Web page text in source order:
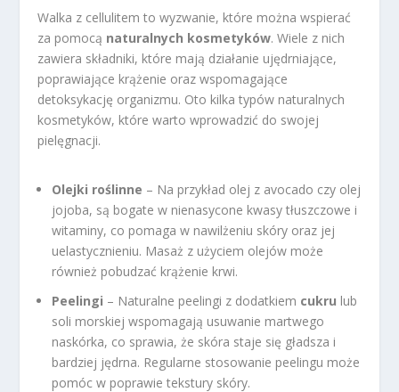
Walka z cellulitem to wyzwanie, które można wspierać
za pomocą naturalnych kosmetyków. Wiele z nich
zawiera składniki, które mają działanie ujędrniające,
poprawiające krążenie oraz wspomagające
detoksykację organizmu. Oto kilka typów naturalnych
kosmetyków, które warto wprowadzić do swojej
pielęgnacji.
Olejki roślinne – Na przykład olej z avocado czy olej
jojoba, są bogate w nienasycone kwasy tłuszczowe i
witaminy, co pomaga w nawilżeniu skóry oraz jej
uelastycznieniu. Masaż z użyciem olejów może
również pobudzać krążenie krwi.
Peelingi – Naturalne peelingi z dodatkiem cukru lub
soli morskiej wspomagają usuwanie martwego
naskórka, co sprawia, że skóra staje się gładsza i
bardziej jędrna. Regularne stosowanie peelingu może
pomóc w poprawie tekstury skóry.